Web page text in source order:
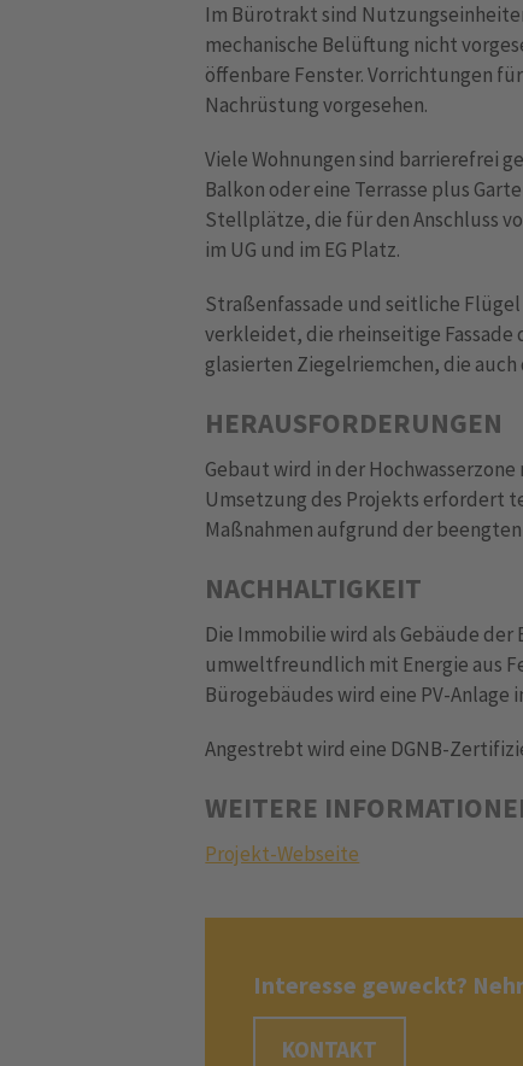
Im Bürotrakt sind
mechanische Belüftung nicht
öffenbare Fenster. Vorrichtungen
Nachrüstung vorgesehen.
Viele Wohnungen sind barrierefrei
Balkon oder eine Terrasse plus
Stellplätze, die für den Anschluss
im UG und im EG Platz.
Straßenfassade und seitliche
verkleidet, die rheinseitige
glasierten Ziegelriemchen, die
HERAUSFORDERUNGEN
Gebaut wird in der
Umsetzung des Projekts erfordert
Maßnahmen aufgrund der
NACHHALTIGKEIT
Die Immobilie wird als Gebäude
umweltfreundlich mit Energie aus
Bürogebäudes wird eine PV-Anlage
Angestrebt wird eine DGNB-
WEITERE
Projekt-Webseite
Interesse geweckt?
KONTAKT